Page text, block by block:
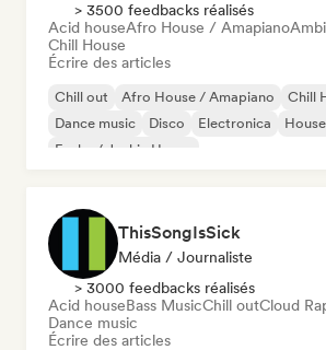
> 3500 feedbacks réalisés
Acid houseAfro House / Amapiano
Chill House
Écrire des articles
Chill out Afro House / Amapiano
Chill
Dance music
Disco Electronica
Funky / Jackin House
ThisSongIsSick
Média / Journaliste
> 3000 feedbacks réalisés
Acid houseBass MusicChill outCloud
Dance music
Écrire des articles